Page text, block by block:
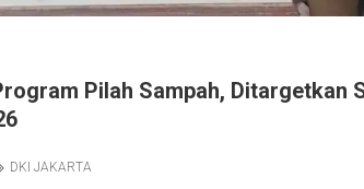
Pilah Sampah, Ditargetkan
DKI JAKARTA